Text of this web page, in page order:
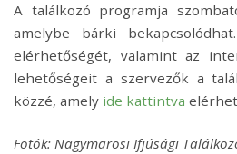
A találkozó programja
amelybe bárki
elérhetőségét, valamint az
lehetőségeit a szervezők a
közzé, amely ide kattintva
Fotók: Nagymarosi Ifjúsági